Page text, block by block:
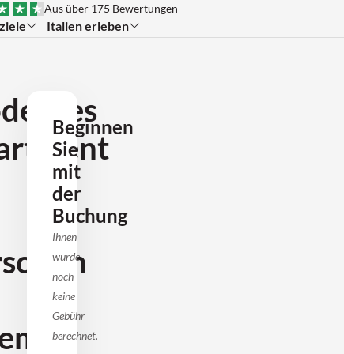
Italien erleben
Aus über 175 Bewertungen
Beginnen
Sie
mit
der
Buchung
Ihnen
wurde
noch
keine
Gebühr
berechnet.